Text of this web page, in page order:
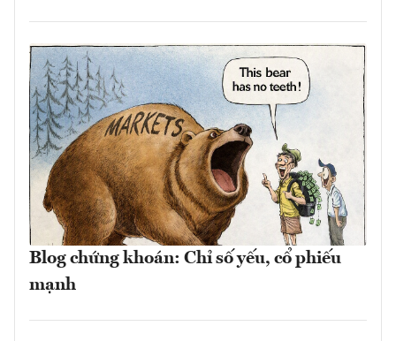
Blog chứng khoán: Chỉ số yếu, cổ phiếu
mạnh